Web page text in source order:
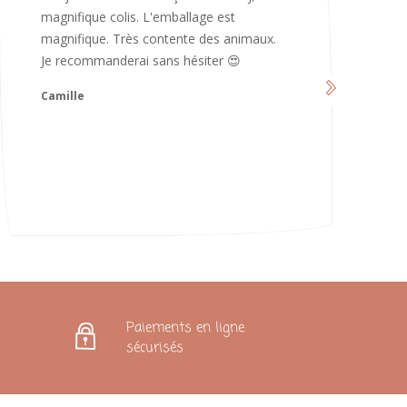
d’avoir pris le temps de me répondre.
Nous sommes vraiment contents et
avons hâte de les utiliser 😄 bonne soirée
😍
Paiements en ligne
sécurisés